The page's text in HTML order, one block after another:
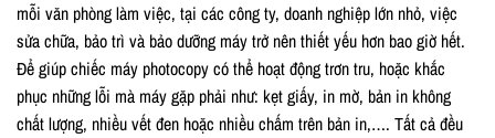
mỗi văn phòng làm việc, tại các công ty, doanh nghiệp lớn nhỏ, việc
sửa chữa, bảo trì và bảo dưỡng máy trở nên thiết yếu hơn bao giờ hết.
Để giúp chiếc máy photocopy có thể hoạt động trơn tru, hoặc khắc
phục những lỗi mà máy gặp phải như: kẹt giấy, in mờ, bản in không
chất lượng, nhiều vết đen hoặc nhiều chấm trên bản in,…. Tất cả đều